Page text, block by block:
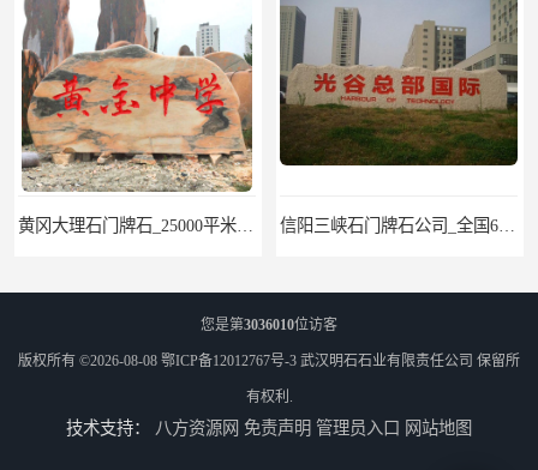
黄冈大理石门牌石_25000平米景观石基地 信阳三峡石门牌石公司_全国6大景观石矿山
您是第3036010位访客
版权所有 ©2026-08-08 鄂ICP备12012767号-3 武汉明石石业有限责任公司 保留所
有权利.
技术支持： 八方资源网 免责声明 管理员入口 网站地图